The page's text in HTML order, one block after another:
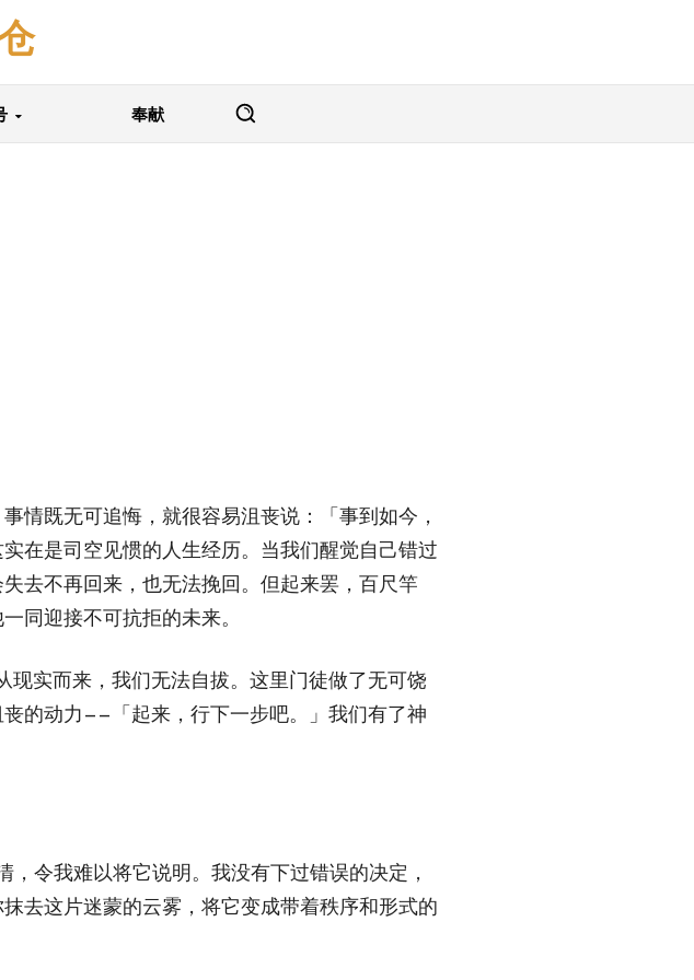
奉献
情既无可追悔，就很容易沮丧说：「事到如今，
在是司空见惯的人生经历。当我们醒觉自己错过
去不再回来，也无法挽回。但起来罢，百尺竿
同迎接不可抗拒的未来。
实而来，我们无法自拔。这里门徒做了无可饶
的动力——「起来，行下一步吧。」我们有了神
令我难以将它说明。我没有下过错误的决定，
去这片迷蒙的云雾，将它变成带着秩序和形式的